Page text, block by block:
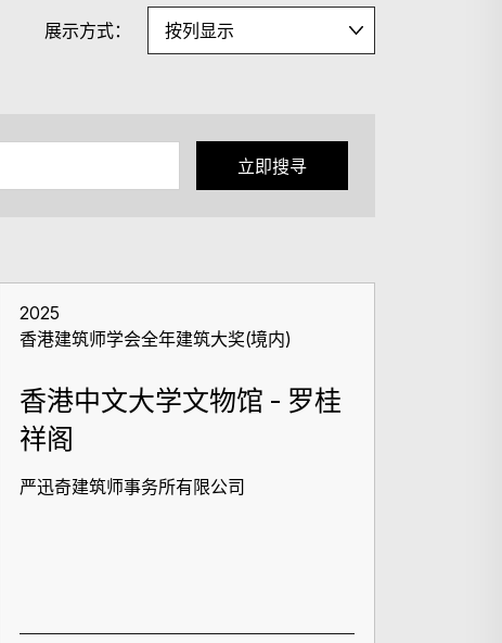
搜寻
展示方式：
立即搜寻
2025
香港建筑师学会全年建筑大奖(境内)
香港中文大学文物馆 - 罗桂
祥阁
严迅奇建筑师事务所有限公司